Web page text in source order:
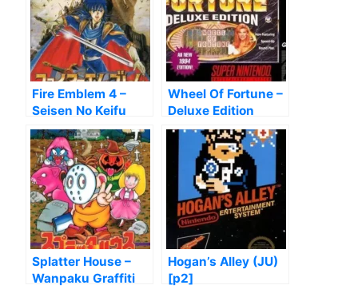
Fire Emblem 4 –
Seisen No Keifu
Wheel Of Fortune –
Deluxe Edition
Splatter House –
Wanpaku Graffiti
Hogan’s Alley (JU)
[p2]